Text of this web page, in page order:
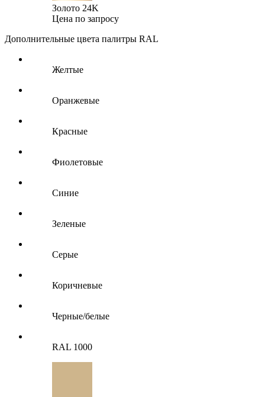
Золото 24K
Цена по запросу
Дополнительные цвета палитры RAL
Желтые
Оранжевые
Красные
Фиолетовые
Синие
Зеленые
Серые
Коричневые
Черные/белые
RAL 1000